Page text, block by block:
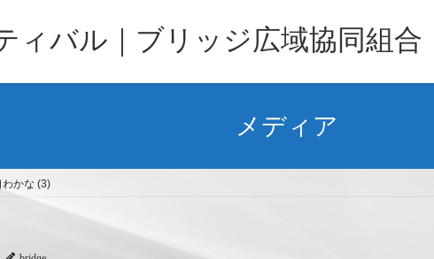
ィバル｜ブリッジ広域協同組合
メディア
かな (3)